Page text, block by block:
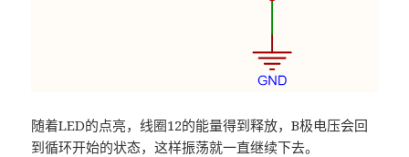
随着LED的点亮，线圈12的能量得到释放，B极电压会回
到循环开始的状态，这样振荡就一直继续下去。